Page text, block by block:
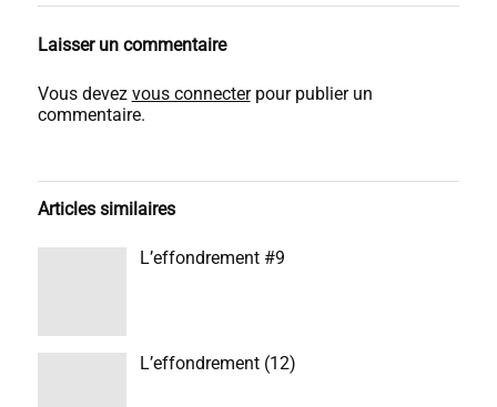
Laisser un commentaire
Vous devez vous connecterpour publier un
commentaire.
Articles similaires
L’effondrement #9
L’effondrement (12)